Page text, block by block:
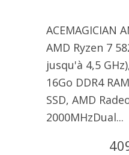
ACEMAGICIAN
AMD Ryzen 7
jusqu'à 4,5
16Go DDR4
SSD, AMD
2000MHzDual...